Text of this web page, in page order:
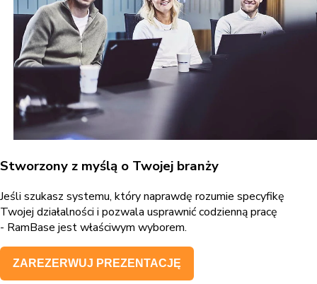
Stworzony z myślą o Twojej branży
Jeśli szukasz systemu, który naprawdę rozumie specyfikę
Twojej działalności i pozwala usprawnić codzienną pracę
- RamBase jest właściwym wyborem.
ZAREZERWUJ PREZENTACJĘ